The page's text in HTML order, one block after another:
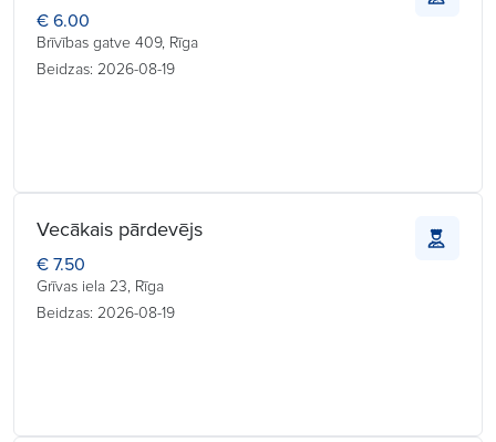
€ 6.00
Brīvības gatve 409, Rīga
Beidzas: 2026-08-19
Vecākais pārdevējs
€ 7.50
Grīvas iela 23, Rīga
Beidzas: 2026-08-19